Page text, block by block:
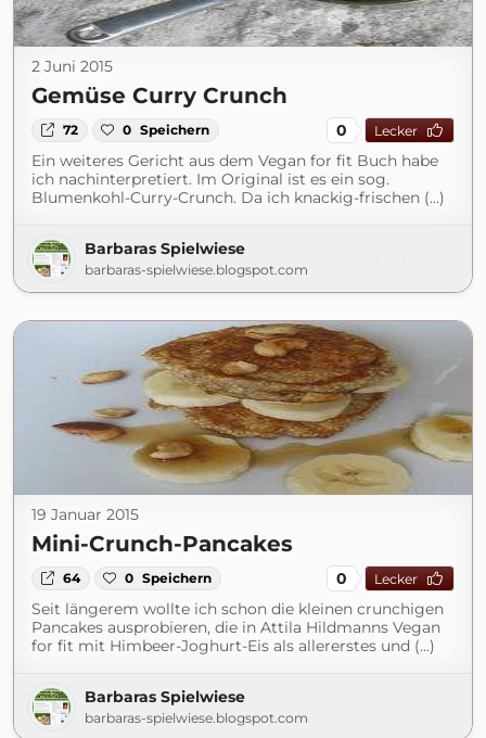
2 Juni 2015
Gemüse Curry Crunch
72 0 Speichern 0 Lecker
Ein weiteres Gericht aus dem Vegan for fit Buch habe
ich nachinterpretiert. Im Original ist es ein sog.
Blumenkohl-Curry-Crunch. Da ich knackig-frischen (...)
Barbaras Spielwiese
barbaras-spielwiese.blogspot.com
19 Januar 2015
Mini-Crunch-Pancakes
64 0 Speichern 0 Lecker
Seit längerem wollte ich schon die kleinen crunchigen
Pancakes ausprobieren, die in Attila Hildmanns Vegan
for fit mit Himbeer-Joghurt-Eis als allererstes und (...)
Barbaras Spielwiese
barbaras-spielwiese.blogspot.com